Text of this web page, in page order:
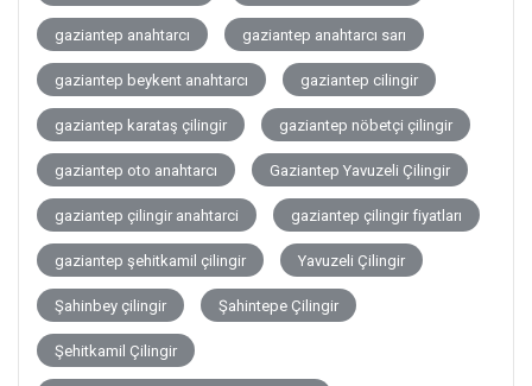
gaziantep anahtarcı gaziantep anahtarcı sarı
gaziantep beykent anahtarcı gaziantep cilingir
gaziantep karataş çilingir gaziantep nöbetçi çilingir
gaziantep oto anahtarcı Gaziantep Yavuzeli Çilingir
gaziantep çilingir anahtarci gaziantep çilingir fiyatları
gaziantep şehitkamil çilingir Yavuzeli Çilingir
Şahinbey çilingir Şahintepe Çilingir
Şehitkamil Çilingir